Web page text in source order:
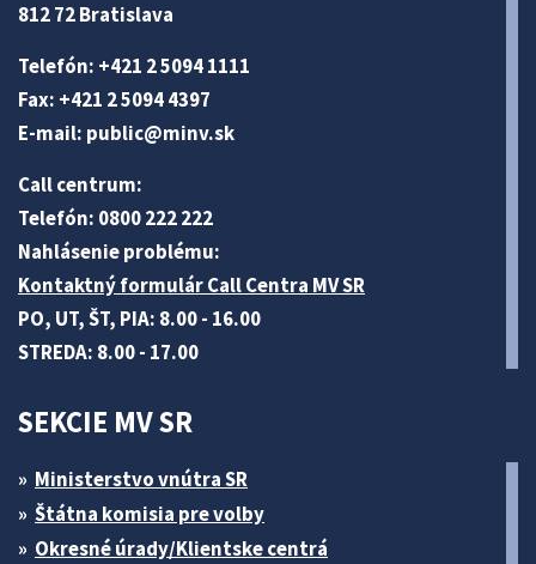
812 72 Bratislava
Telefón: +421 2 5094 1111
Fax: +421 2 5094 4397
E-mail: public@minv.sk
Call centrum:
Telefón: 0800 222 222
Nahlásenie problému:
Kontaktný formulár Call Centra MV SR
PO, UT, ŠT, PIA: 8.00 - 16.00
STREDA: 8.00 - 17.00
SEKCIE MV SR
Ministerstvo vnútra SR
Štátna komisia pre volby
Okresné úrady/Klientske centrá